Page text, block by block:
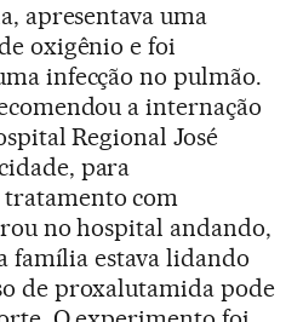
apresentava uma
oxigênio e foi
infecção no pulmão.
a internação
Regional José
para
com
no hospital andando,
família estava lidando
de proxalutamida pode